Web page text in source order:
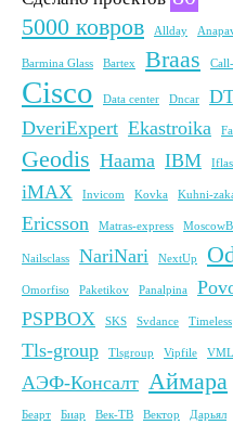
5000 ковров
Allday
Barmina Glass Bartex Braas
Cisco Data center Dncar
DveriExpert Ekastroika
Geodis Haama IBM
iMAX Invicom Kovka Kuhni-
Ericsson
Matras-express
Nailsclass NariNari NextUp
Omorfiso Paketikov Panalpina
PSPBOX
SKS Svdance Timeless
Tls-group Tlsgroup Vipfile
АЭФ-Консалт Аймара
Беарт Биар Век-ТВ Вектор Дарьял